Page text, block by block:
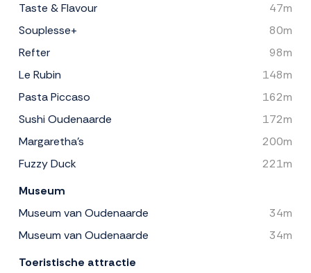
Taste & Flavour
47m
Souplesse+
80m
Refter
98m
Le Rubin
148m
Pasta Piccaso
162m
Sushi Oudenaarde
172m
Margaretha's
200m
Fuzzy Duck
221m
Museum
Museum van Oudenaarde
34m
Museum van Oudenaarde
34m
Toeristische attractie